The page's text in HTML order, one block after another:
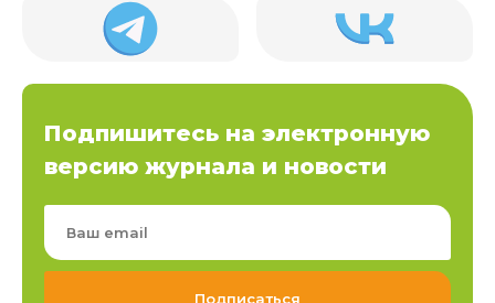
Подпишитесь на электронную
версию журнала и новости